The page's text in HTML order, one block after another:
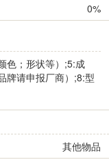
0%
色；形状等）;5:成
牌请申报厂商）;8:型
其他物品